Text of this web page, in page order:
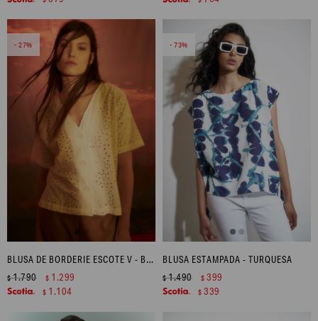
27
BLUSA DE BORDERIE ESCOTE V - BLANCO
$1.790 $ 1.299
$ 1.104
73
BLUSA ESTAMPADA - TURQUESA
$1.490 $ 399
$ 339